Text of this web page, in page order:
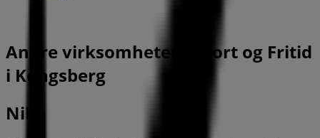
Andre virksomheter i Sport og Fritid
i Kongsberg
Nike